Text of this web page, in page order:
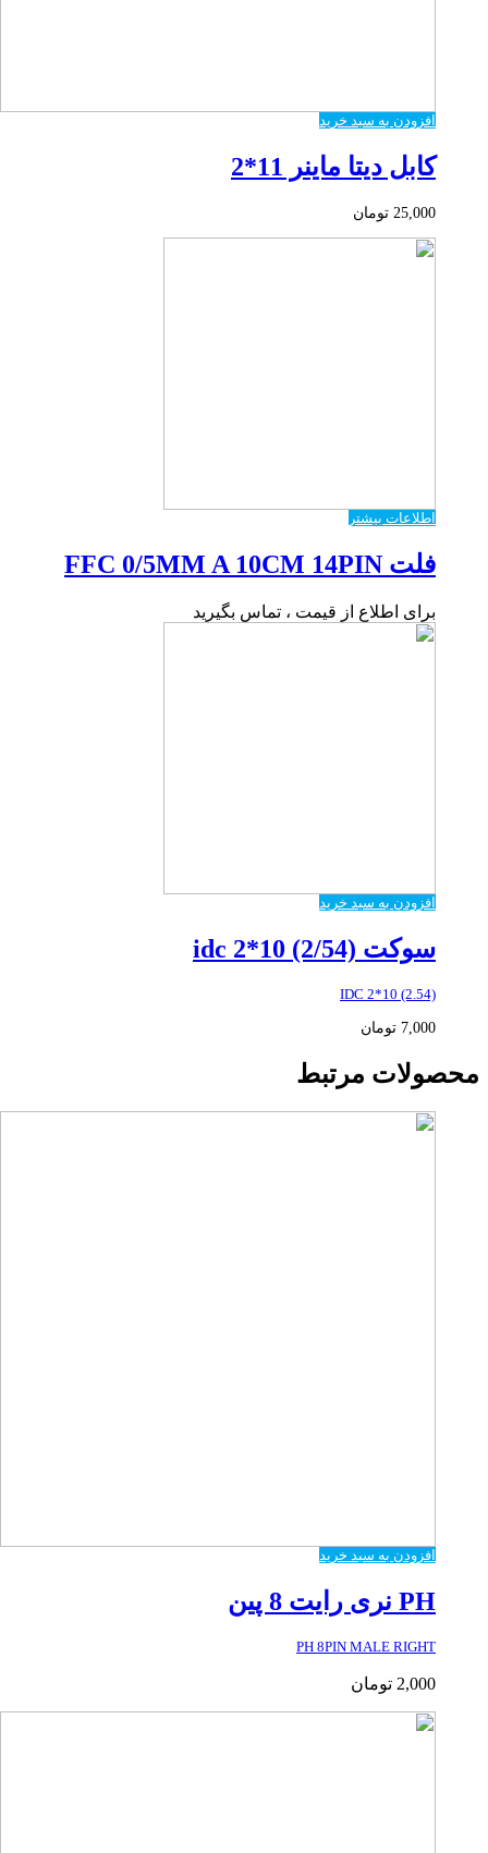
افزودن به سبد خرید
کابل دیتا ماینر 11*2
25,000 تومان
اطلاعات بیشتر
فلت FFC 0/5MM A 10CM 14PIN
برای اطلاع از قیمت ، تماس بگیرید
افزودن به سبد خرید
سوکت idc 2*10 (2/54)
IDC 2*10 (2.54)
7,000 تومان
محصولات مرتبط
افزودن به سبد خرید
PH نری رایت 8 پین
PH 8PIN MALE RIGHT
2,000 تومان